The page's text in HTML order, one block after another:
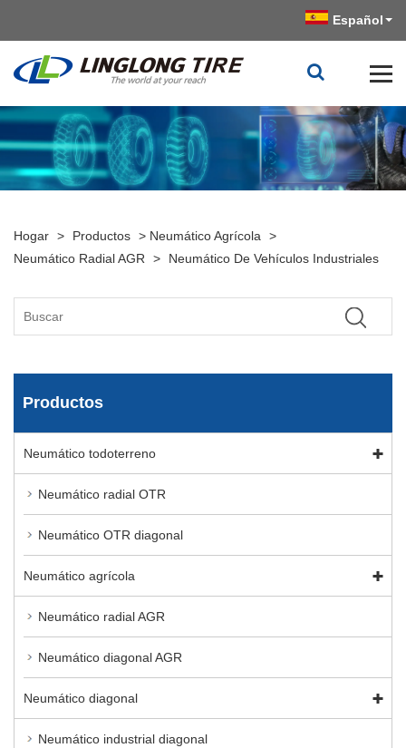
Español
Hogar > Productos > Neumático Agrícola >
Neumático Radial AGR > Neumático De Vehículos Industriales
Productos
Neumático todoterreno
Neumático radial OTR
Neumático OTR diagonal
Neumático agrícola
Neumático radial AGR
Neumático diagonal AGR
Neumático diagonal
Neumático industrial diagonal